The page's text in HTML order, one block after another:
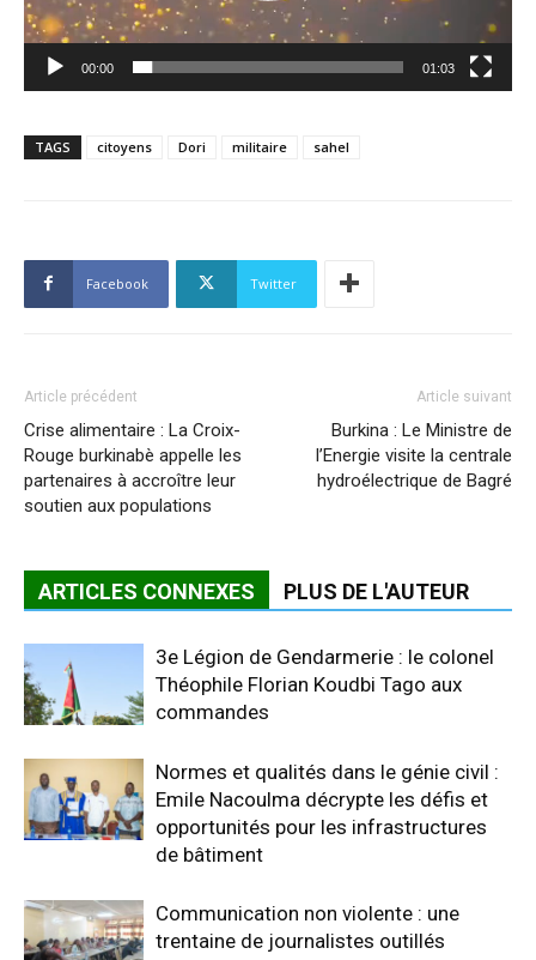
00:00 01:03
TAGS citoyens Dori militaire sahel
Facebook Twitter
Article précédent
Crise alimentaire : La Croix-
Rouge burkinabè appelle les
partenaires à accroître leur
soutien aux populations
Article suivant
Burkina : Le Ministre de
l’Energie visite la centrale
hydroélectrique de Bagré
ARTICLES CONNEXES PLUS DE L'AUTEUR
3e Légion de Gendarmerie : le colonel
Théophile Florian Koudbi Tago aux
commandes
Normes et qualités dans le génie civil :
Emile Nacoulma décrypte les défis et
opportunités pour les infrastructures
de bâtiment
Communication non violente : une
trentaine de journalistes outillés